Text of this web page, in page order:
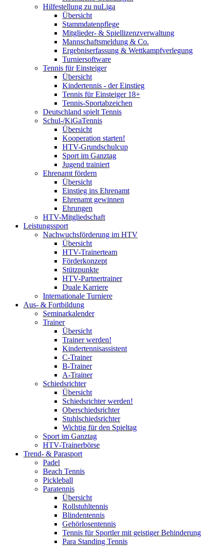
Hilfestellung zu nuLiga
Übersicht
Stammdatenpflege
Mitglieder- & Spiellizenzverwaltung
Mannschaftsmeldung & Co.
Ergebniserfassung & Wettkampfverlegung
Turniersoftware
Tennis für Einsteiger
Übersicht
Kindertennis - der Einstieg
Tennis für Einsteiger 18+
Tennis-Sportabzeichen
Deutschland spielt Tennis
Schul-/KiGaTennis
Übersicht
Kooperation starten!
HTV-Grundschulcup
Sport im Ganztag
Jugend trainiert
Ehrenamt fördern
Übersicht
Einstieg ins Ehrenamt
Ehrenamt gewinnen
Ehrungen
HTV-Mitgliedschaft
Leistungssport
Nachwuchsförderung im HTV
Übersicht
HTV-Trainerteam
Förderkonzept
Stützpunkte
HTV-Partnertrainer
Duale Karriere
Internationale Turniere
Aus- & Fortbildung
Seminarkalender
Trainer
Übersicht
Trainer werden!
Kindertennisassistent
C-Trainer
B-Trainer
A-Trainer
Schiedsrichter
Übersicht
Schiedsrichter werden!
Oberschiedsrichter
Stuhlschiedsrichter
Wichtig für den Spieltag
Sport im Ganztag
HTV-Trainerbörse
Trend- & Parasport
Padel
Beach Tennis
Pickleball
Paratennis
Übersicht
Rollstuhltennis
Blindentennis
Gehörlosentennis
Tennis für Sportler mit geistiger Behinderung
Para Standing Tennis